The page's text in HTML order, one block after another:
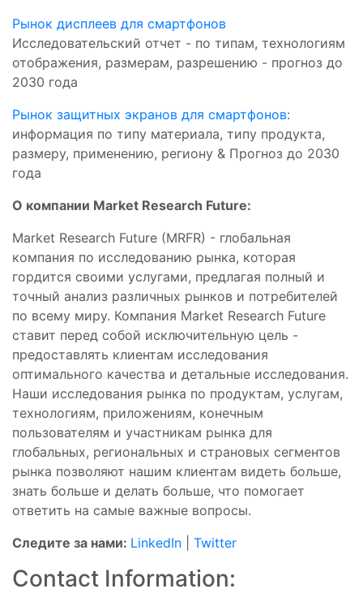
Рынок дисплеев для смартфонов
Исследовательский отчет - по типам, технологиям
отображения, размерам, разрешению - прогноз до
2030 года
Рынок защитных экранов для смартфонов:
информация по типу материала, типу продукта,
размеру, применению, региону & Прогноз до 2030
года
О компании Market Research Future:
Market Research Future (MRFR) - глобальная
компания по исследованию рынка, которая
гордится своими услугами, предлагая полный и
точный анализ различных рынков и потребителей
по всему миру. Компания Market Research Future
ставит перед собой исключительную цель -
предоставлять клиентам исследования
оптимального качества и детальные исследования.
Наши исследования рынка по продуктам, услугам,
технологиям, приложениям, конечным
пользователям и участникам рынка для
глобальных, региональных и страновых сегментов
рынка позволяют нашим клиентам видеть больше,
знать больше и делать больше, что помогает
ответить на самые важные вопросы.
Следите за нами: LinkedIn Twitter
Contact Information: